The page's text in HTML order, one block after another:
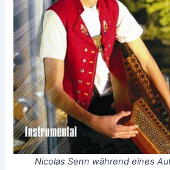
Nicolas Senn während eines